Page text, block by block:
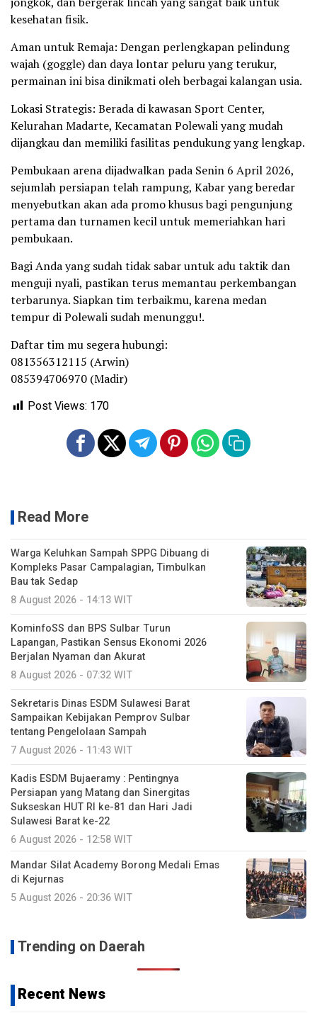
kesehatan fisik.
Aman untuk Remaja: Dengan perlengkapan pelindung
wajah (goggle) dan daya lontar peluru yang terukur,
permainan ini bisa dinikmati oleh berbagai kalangan usia.
Lokasi Strategis: Berada di kawasan Sport Center,
Kelurahan Madarte, Kecamatan Polewali yang mudah
dijangkau dan memiliki fasilitas pendukung yang lengkap.
Pembukaan arena dijadwalkan pada Senin 6 April 2026,
sejumlah persiapan telah rampung, Kabar yang beredar
menyebutkan akan ada promo khusus bagi pengunjung
pertama dan turnamen kecil untuk memeriahkan hari
pembukaan.
Bagi Anda yang sudah tidak sabar untuk adu taktik dan
menguji nyali, pastikan terus memantau perkembangan
terbarunya. Siapkan tim terbaikmu, karena medan
tempur di Polewali sudah menunggu!.
Daftar tim mu segera hubungi:
081356312115 (Arwin)
085394706970 (Madir)
Post Views: 170
Read More
Warga Keluhkan Sampah SPPG Dibuang di
Kompleks Pasar Campalagian, Timbulkan
Bau tak Sedap
8 August 2026 - 14:13 WIT
KominfoSS dan BPS Sulbar Turun
Lapangan, Pastikan Sensus Ekonomi 2026
Berjalan Nyaman dan Akurat
8 August 2026 - 07:32 WIT
Sekretaris Dinas ESDM Sulawesi Barat
Sampaikan Kebijakan Pemprov Sulbar
tentang Pengelolaan Sampah
7 August 2026 - 11:43 WIT
Kadis ESDM Bujaeramy : Pentingnya
Persiapan yang Matang dan Sinergitas
Sukseskan HUT RI ke-81 dan Hari Jadi
Sulawesi Barat ke-22
6 August 2026 - 12:58 WIT
Mandar Silat Academy Borong Medali Emas
di Kejurnas
5 August 2026 - 20:36 WIT
Trending on Daerah
Recent News